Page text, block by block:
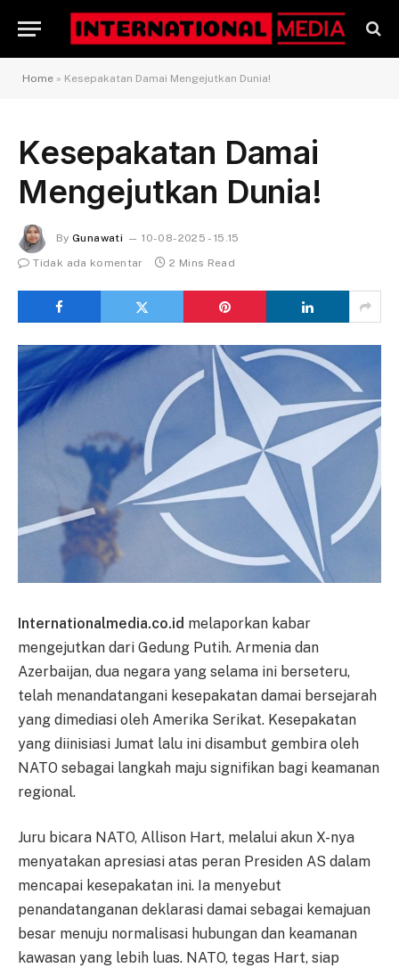
Home » Kesepakatan Damai Mengejutkan Dunia!
Kesepakatan Damai
Mengejutkan Dunia!
By Gunawati
10-08-2025 - 15.15
Tidak ada komentar
2 Mins Read
Internationalmedia.co.id melaporkan kabar
mengejutkan dari Gedung Putih. Armenia dan
Azerbaijan, dua negara yang selama ini berseteru,
telah menandatangani kesepakatan damai bersejarah
yang dimediasi oleh Amerika Serikat. Kesepakatan
yang diinisiasi Jumat lalu ini disambut gembira oleh
NATO sebagai langkah maju signifikan bagi keamanan
regional.
Juru bicara NATO, Allison Hart, melalui akun X-nya
menyatakan apresiasi atas peran Presiden AS dalam
mencapai kesepakatan ini. Ia menyebut
penandatanganan deklarasi damai sebagai kemajuan
besar menuju normalisasi hubungan dan keamanan
kawasan yang lebih luas. NATO, tegas Hart, siap